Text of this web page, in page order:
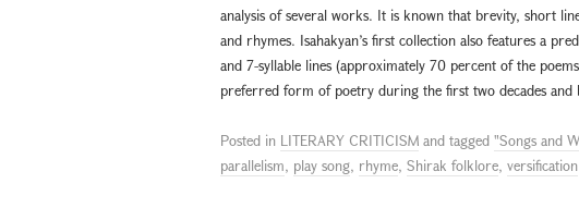
analysis of several works. It is known that brevity, short
and rhymes. Isahakyan’s first collection also features a
and 7-syllable lines (approximately 70 percent of the
preferred form of poetry during the first two decades and
Posted in LITERARY CRITICISM and tagged "Songs and
parallelism, play song, rhyme, Shirak folklore, versification